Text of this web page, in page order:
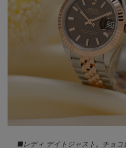
■レディ デイトジャスト。チョコ